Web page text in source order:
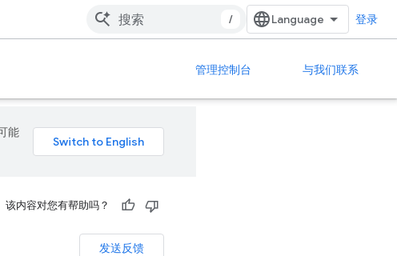
/ 登录
管理控制台 与我们联系
能
该内容对您有帮助吗？
发送反馈